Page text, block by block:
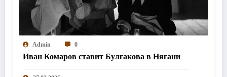
Admin 0
Иван Комаров ставит Булгакова в Нягани